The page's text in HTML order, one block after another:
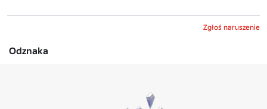
Zgłoś naruszenie
Odznaka